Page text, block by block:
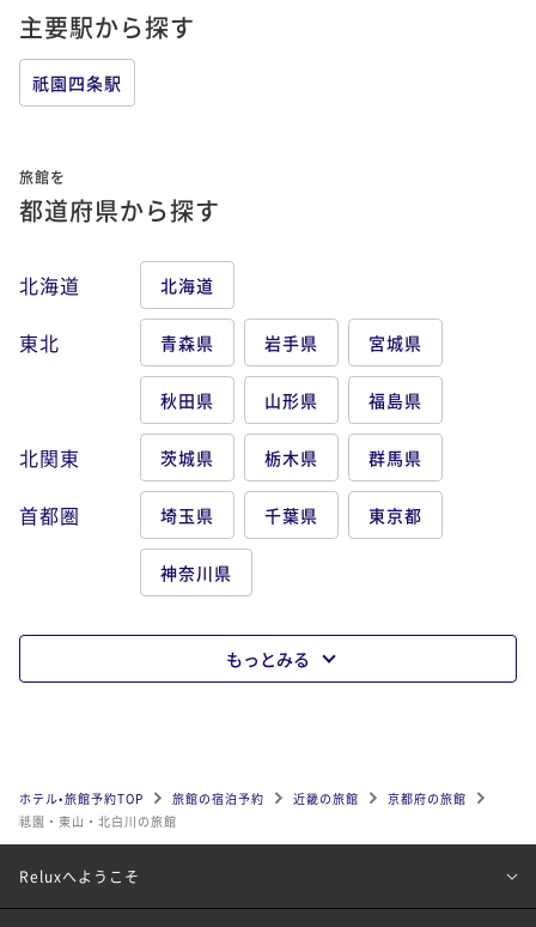
主要駅から探す
祇園四条駅
旅館を
都道府県から探す
北海道 北海道
東北 青森県 岩手県 宮城県
秋田県 山形県 福島県
北関東 茨城県 栃木県 群馬県
首都圏 埼玉県 千葉県 東京都
神奈川県
もっとみる
ホテル•旅館予約TOP 旅館の宿泊予約 近畿の旅館
京都府の旅館
祗園・東山・北白川の旅館
Reluxへようこそ